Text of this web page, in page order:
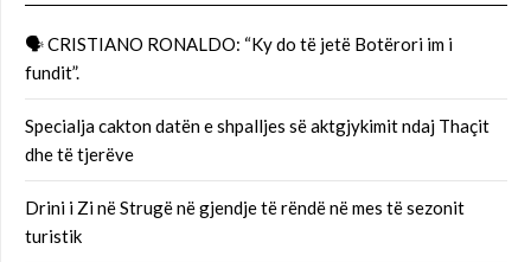
🗣 CRISTIANO RONALDO: “Ky do të jetë Botërori im i
fundit”.
Specialja cakton datën e shpalljes së aktgjykimit ndaj Thaçit
dhe të tjerëve
Drini i Zi në Strugë në gjendje të rëndë në mes të sezonit
turistik